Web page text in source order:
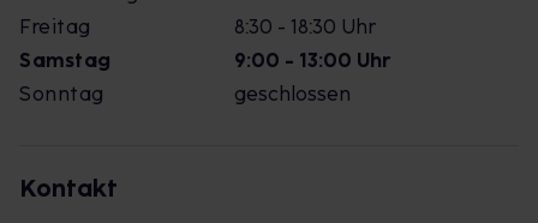
Freitag
8:30 - 18:30 Uhr
Samstag
9:00 - 13:00 Uhr
Sonntag
geschlossen
Kontakt